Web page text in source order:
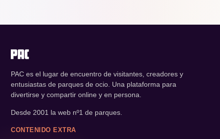
PAC es el lugar de encuentro de visitantes, creadores y
entusiastas de parques de ocio. Una plataforma para
divertirse y compartir online y en persona.
Desde 2001 la web nº1 de parques.
CONTENIDO EXTRA